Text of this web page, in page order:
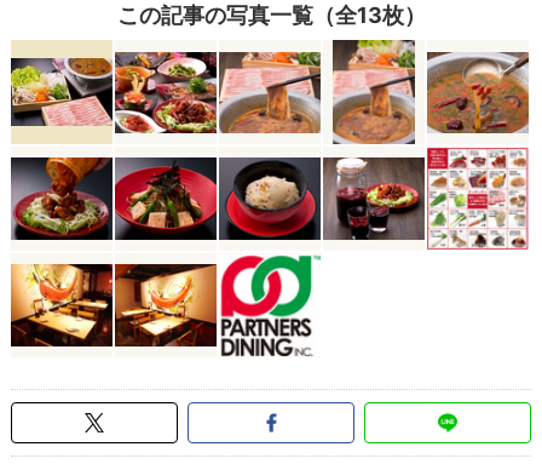
この記事の写真一覧（全13枚）